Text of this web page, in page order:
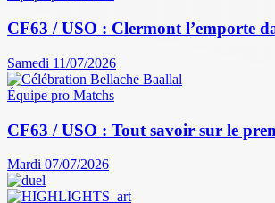
CF63 / USO : Clermont l’emporte
Samedi 11/07/2026
Équipe pro Matchs
CF63 / USO : Tout savoir sur le
Mardi 07/07/2026